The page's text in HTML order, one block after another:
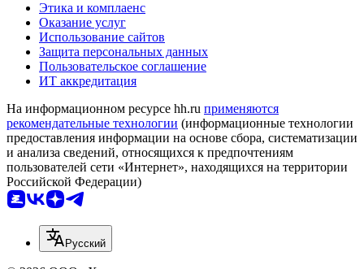
Этика и комплаенс
Оказание услуг
Использование сайтов
Защита персональных данных
Пользовательское соглашение
ИТ аккредитация
На информационном ресурсе hh.ru применяются
рекомендательные технологии (информационные технологии
предоставления информации на основе сбора, систематизации
и анализа сведений, относящихся к предпочтениям
пользователей сети «Интернет», находящихся на территории
Российской Федерации)
Русский